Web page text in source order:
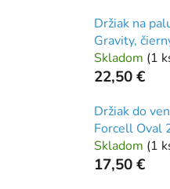
Držiak na
Gravity,
Skladom (1
22,50 €
Držiak do
Forcell Oval
Skladom (1
17,50 €